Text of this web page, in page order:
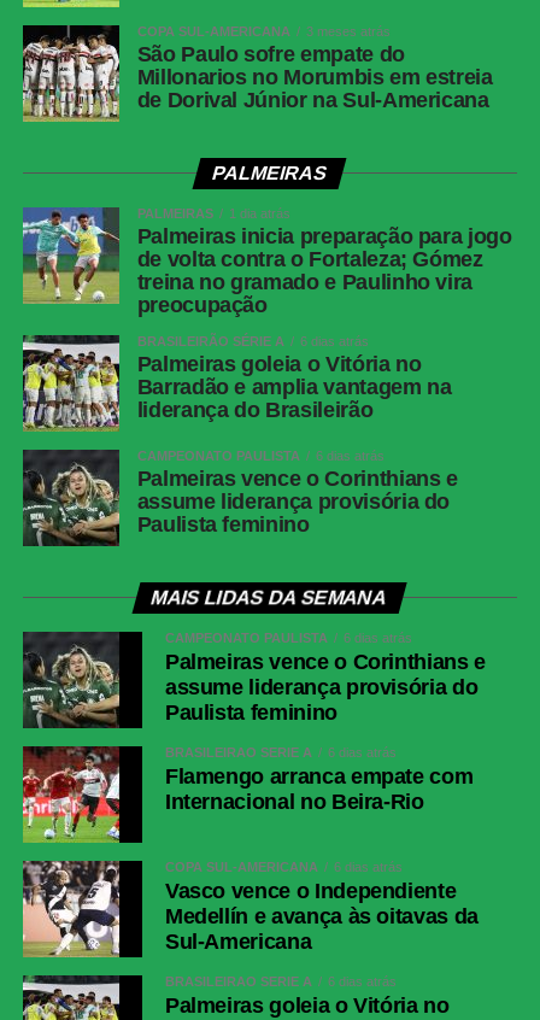
COPA SUL-AMERICANA 3 meses atrás
São Paulo sofre empate do
Millonarios no Morumbis em estreia
de Dorival Júnior na Sul-Americana
PALMEIRAS
PALMEIRAS 1 dia atrás
Palmeiras inicia preparação para jogo
de volta contra o Fortaleza; Gómez
treina no gramado e Paulinho vira
preocupação
BRASILEIRÃO SÉRIE A 6 dias atrás
Palmeiras goleia o Vitória no
Barradão e amplia vantagem na
liderança do Brasileirão
CAMPEONATO PAULISTA 6 dias atrás
Palmeiras vence o Corinthians e
assume liderança provisória do
Paulista feminino
MAIS LIDAS DA SEMANA
CAMPEONATO PAULISTA 6 dias atrás
Palmeiras vence o Corinthians e
assume liderança provisória do
Paulista feminino
BRASILEIRÃO SÉRIE A 6 dias atrás
Flamengo arranca empate com
Internacional no Beira-Rio
COPA SUL-AMERICANA 6 dias atrás
Vasco vence o Independiente
Medellín e avança às oitavas da
Sul-Americana
BRASILEIRÃO SÉRIE A 6 dias atrás
Palmeiras goleia o Vitória no